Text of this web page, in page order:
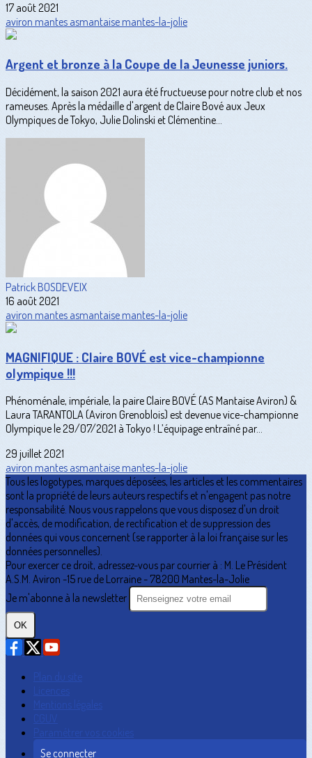
17 août 2021
aviron mantes asmantaise mantes-la-jolie
Argent et bronze à la Coupe de la Jeunesse juniors.
Décidément, la saison 2021 aura été fructueuse pour notre club et nos
rameuses. Après la médaille d'argent de Claire Bové aux Jeux
Olympiques de Tokyo, Julie Dolinski et Clémentine...
Patrick BOSDEVEIX
16 août 2021
aviron mantes asmantaisemantes-la-jolie
MAGNIFIQUE : Claire BOVÉ est vice-championne
olympique !!!
Phénoménale, impériale, la paire Claire BOVÉ (AS Mantaise Aviron) &
Laura TARANTOLA (Aviron Grenoblois) est devenue vice-championne
Olympique le 29/07/2021 à Tokyo ! L’équipage entraîné par...
29 juillet 2021
aviron mantes asmantaise mantes-la-jolie
Tous les logotypes, marques déposées, les articles et les commentaires
sont la propriété de leurs auteurs respectifs et n'engagent pas notre
responsabilité. Nous vous rappelons que vous disposez d'un droit
d'accès, de modification, de rectification et de suppression des
données qui vous concernent (se rapporter à la loi française sur les
données personnelles).
Pour exercer ce droit, adressez-vous par courrier à : M. Le Président
A.S.M. Aviron -15 rue de Lorraine - 78200 Mantes-la-Jolie
Je m'abonne à la newsletter
OK
Plan du site
Licences
Mentions légales
CGUV
Paramétrer vos cookies
Se connecter